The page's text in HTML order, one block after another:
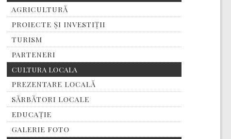
AGRICULTURĂ
PROIECTE ȘI INVESTIȚII
TURISM
PARTENERI
CULTURA LOCALA
PREZENTARE LOCALĂ
SĂRBĂTORI LOCALE
EDUCAȚIE
GALERIE FOTO